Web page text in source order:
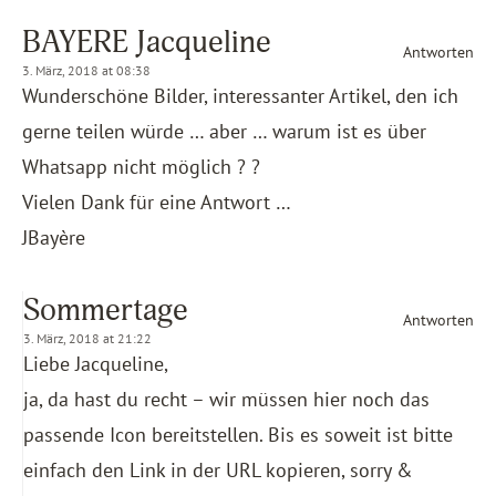
BAYERE Jacqueline
3. März, 2018 at 08:38
Antworten
Wunderschöne Bilder, interessanter Artikel, den ich
gerne teilen würde … aber … warum ist es über
Whatsapp nicht möglich ? ?
Vielen Dank für eine Antwort …
JBayère
Sommertage
3. März, 2018 at 21:22
Antworten
Liebe Jacqueline,
ja, da hast du recht – wir müssen hier noch das
passende Icon bereitstellen. Bis es soweit ist bitte
einfach den Link in der URL kopieren, sorry &